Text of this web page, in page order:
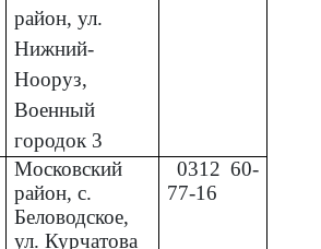
район, ул.
Нижний-
Нооруз,
Военный
городок 3
Московский
район, с.
Беловодское,
ул. Курчатова
0312 60-
77-16